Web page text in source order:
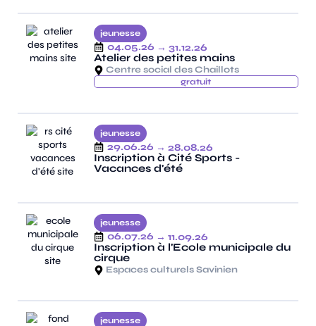
jeunesse
04.05.26 → 31.12.26
Atelier des petites mains
Centre social des Chaillots
gratuit
jeunesse
29.06.26 → 28.08.26
Inscription à Cité Sports -
Vacances d'été
jeunesse
06.07.26 → 11.09.26
Inscription à l'Ecole municipale du
cirque
Espaces culturels Savinien
jeunesse